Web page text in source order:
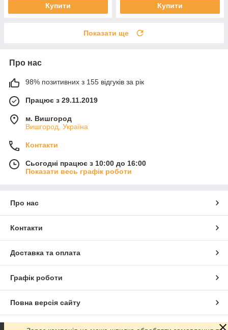
Купити Купити
Показати ще
Про нас
98% позитивних з 155 відгуків за рік
Працює з 29.11.2019
м. Вишгород
Вишгород, Україна
Контакти
Сьогодні працює з 10:00 до 16:00
Показати весь графік роботи
Про нас
Контакти
Доставка та оплата
Графік роботи
Повна версія сайту
Сайт створено на маркетплейсі Prom.ua